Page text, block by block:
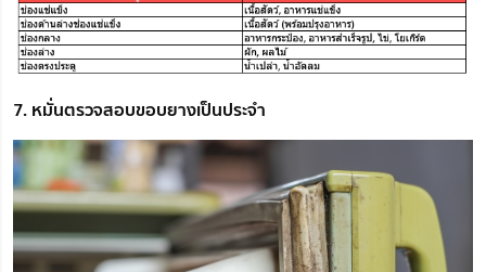
7. หมั่นตรวจสอบขอบยางเป็นประจำ